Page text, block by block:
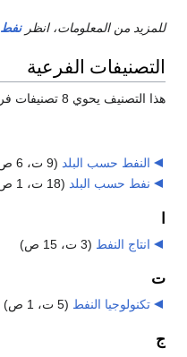
للمزيد من المعلومات، انظرنفط
التصنيفات الفرعية
هذا التصنيف يحوي 8 تصنيفات فرعية، من إجمالي 8.
النفط حسب البلد (9 ت، 6 ص)
نفط حسب البلد (18 ت، 1 ص)
انتاج النفط (3 ت، 15 ص)
ت
تكنولوجيا النفط (5 ت، 1 ص)
ج